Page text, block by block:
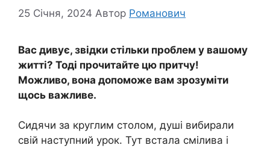
25 Січня, 2024 Автор Романович
Вас дивує, звідки стільки проблем у вашому
житті? Тоді прочитайте цю притчу!
Можливо, вона допоможе вам зрозуміти
щось важливе.
Сидячи за круглим столом, душі вибирали
свій наступний урок. Тут встала смілива і